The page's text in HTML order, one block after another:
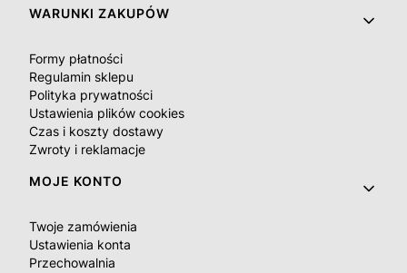
Linki w stopce
WARUNKI ZAKUPÓW
Formy płatności
Regulamin sklepu
Polityka prywatności
Ustawienia plików cookies
Czas i koszty dostawy
Zwroty i reklamacje
MOJE KONTO
Twoje zamówienia
Ustawienia konta
Przechowalnia